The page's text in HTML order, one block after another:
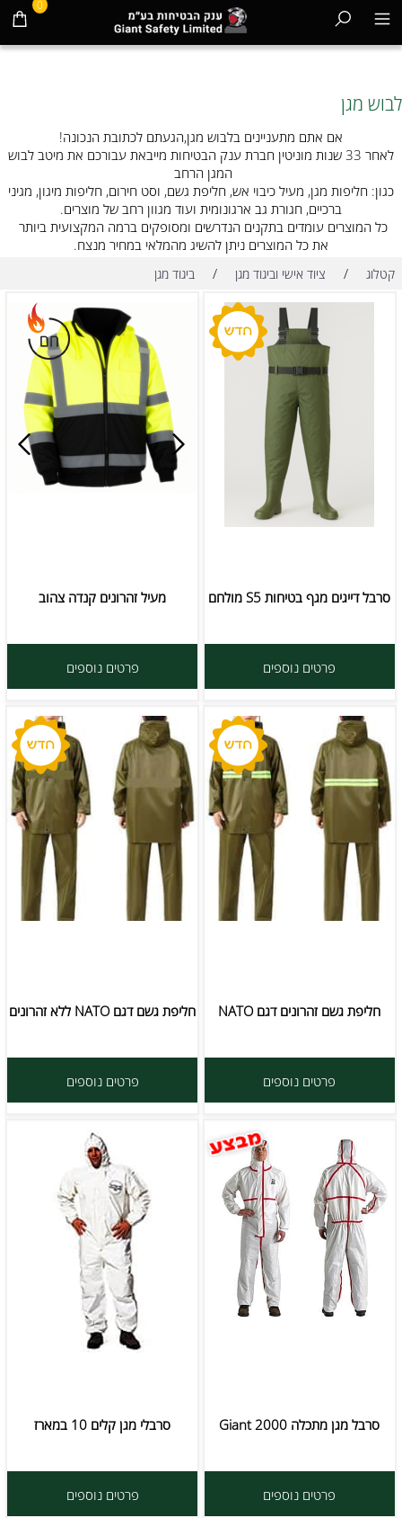
0
לבוש מגן
אם אתם מתעניינים בלבוש מגן,הגעתם לכתובת הנכונה!
לאחר 33 שנות מוניטין חברת ענק הבטיחות מייבאת עבורכם את מיטב לבוש
המגן הרחב
כגון: חליפות מגן, מעיל כיבוי אש, חליפת גשם, וסט חירום, חליפות מיגון, מגיני
ברכיים, חגורת גב ארגונומית ועוד מגוון רחב של מוצרים.
כל המוצרים עומדים בתקנים הנדרשים ומסופקים ברמה המקצועית ביותר
את כל המוצרים ניתן להשיג מהמלאי במחיר מנצח.
קטלוג / ציוד אישי וביגוד מגן / ביגוד מגן
סרבל דייגים מגף בטיחות S5 מולחם
פרטים נוספים
מעיל זהרונים קנדה צהוב
פרטים נוספים
חליפת גשם זהרונים דגם NATO
פרטים נוספים
חליפת גשם דגם NATO ללא זהרונים
פרטים נוספים
סרבל מגן מתכלה Giant 2000
פרטים נוספים
סרבלי מגן קלים 10 במארז
פרטים נוספים